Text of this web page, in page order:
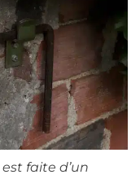
faite d’un